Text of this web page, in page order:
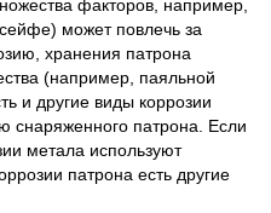
факторов, например,
может повлечь за
хранения патрона
(например, паяльной
и другие виды коррозии
снаряженного патрона. Если
метала используют
патрона есть другие